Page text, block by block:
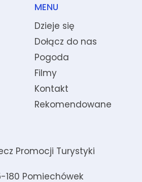
MENU
Dzieje się
Dołącz do nas
Pogoda
Filmy
Kontakt
Rekomendowane
Promocji Turystyki
180 Pomiechówek